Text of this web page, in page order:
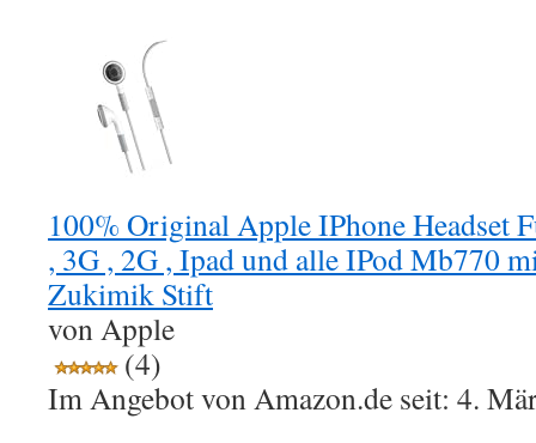
100% Original Apple IPhone Headset
, 3G , 2G , Ipad und alle IPod Mb770
Zukimik Stift
von Apple
(4)
Im Angebot von Amazon.de seit: 4.